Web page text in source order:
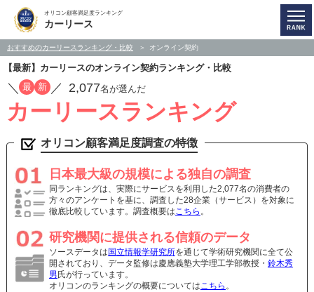
オリコン顧客満足度ランキング
カーリース
おすすめのカーリースランキング・比較 オンライン契約
【最新】カーリースのオンライン契約ランキング・比較
／ 最 新 ／ 2,077名が選んだ
カーリースランキング
オリコン顧客満足度調査の特徴
日本最大級の規模による独自の調査
同ランキングは、実際にサービスを利用した2,077名の消費者の
方々のアンケートを基に、調査した28企業（サービス）を対象に
徹底比較しています。調査概要はこちら 。
研究機関に提供される信頼のデータ
ソースデータは 国立情報学研究所を通じて学術研究機関に全て公
開されており、データ監修は慶應義塾大学理工学部教授・ 鈴木秀
男 氏が行っています。
オリコンのランキングの概要についてはこちら 。